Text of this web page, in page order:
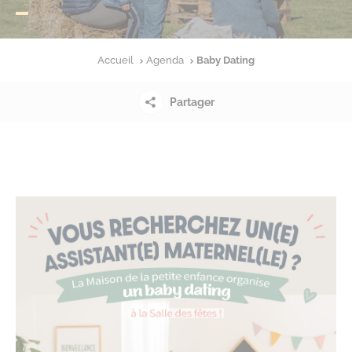
Accueil Agenda Baby Dating
Partager